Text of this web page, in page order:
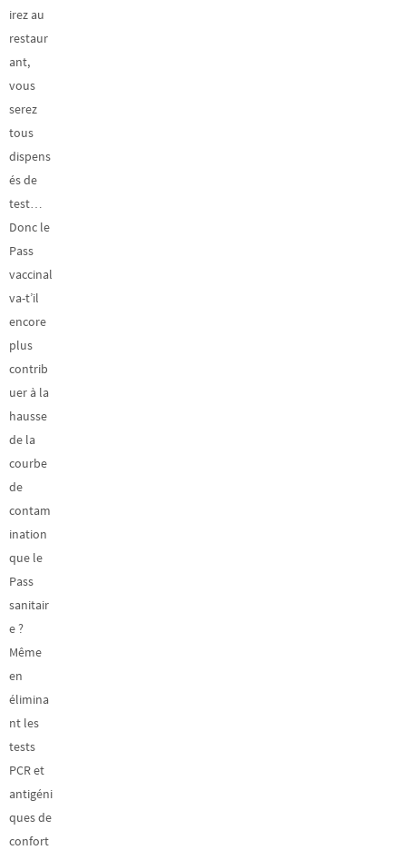
irez au
restaur
ant,
vous
serez
tous
dispens
és de
test…
Donc le
Pass
vaccinal
va-t’il
encore
plus
contrib
uer à la
hausse
de la
courbe
de
contam
ination
que le
Pass
sanitair
e ?
Même
en
élimina
nt les
tests
PCR et
antigéni
ques de
confort